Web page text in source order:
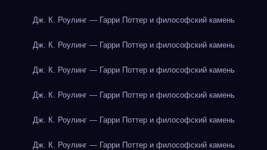
Дж. К. Роулинг — Гарри Поттер и философский камень
Дж. К. Роулинг — Гарри Поттер и философский камень
Дж. К. Роулинг — Гарри Поттер и философский камень
Дж. К. Роулинг — Гарри Поттер и философский камень
Дж. К. Роулинг — Гарри Поттер и философский камень
Дж. К. Роулинг — Гарри Поттер и философский камень